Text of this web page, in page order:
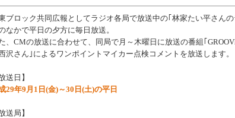
ブロック共同広報としてラジオ各局で放送中の｢林家たい平さん
なかで平日の夕方に毎日放送。
、CMの放送に合わせて、同局で月～木曜日に放送の番組｢
沢さん｣によるワンポイントマイカー点検コメントを放送します。
送日】
29年9月1日(金)～30日(土)の平日
送局】